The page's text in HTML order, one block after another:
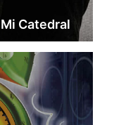
Catedral